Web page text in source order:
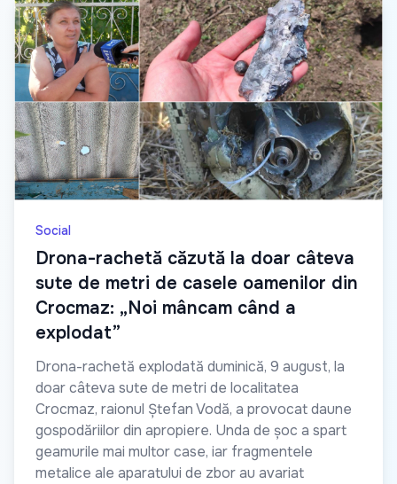
Social
Drona-rachetă căzută la doar câteva
sute de metri de casele oamenilor din
Crocmaz: „Noi mâncam când a
explodat”
Drona-rachetă explodată duminică, 9 august, la
doar câteva sute de metri de localitatea
Crocmaz, raionul Ștefan Vodă, a provocat daune
gospodăriilor din apropiere. Unda de șoc a spart
geamurile mai multor case, iar fragmentele
metalice ale aparatului de zbor au avariat